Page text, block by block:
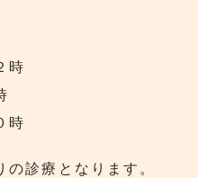
時
時
の診療となります。